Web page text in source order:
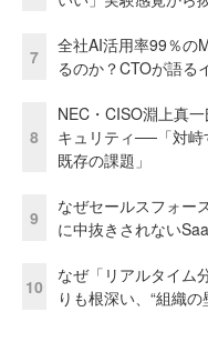
7
全社AI活用率99％の
るのか？CTOが語る
8
NEC・CISO淵上真
キュリティ──「対峙
既存の課題」
9
なぜセールスフォー
に中抜きされない
10
なぜ「リアルタイム
りも根深い、“組織の